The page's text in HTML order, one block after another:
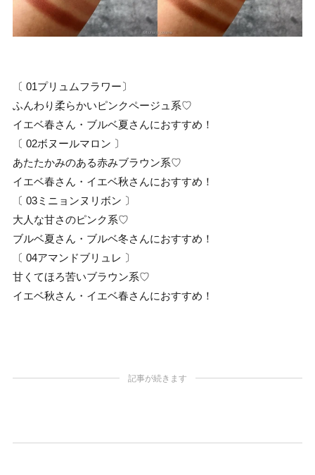
〔 01プリュムフラワー〕
ふんわり柔らかいピンクページュ系♡
イエベ春さん・ブルベ夏さんにおすすめ！
〔 02ボヌールマロン 〕
あたたかみのある赤みブラウン系♡
イエベ春さん・イエベ秋さんにおすすめ！
〔 03ミニョンヌリボン 〕
大人な甘さのピンク系♡
ブルベ夏さん・ブルベ冬さんにおすすめ！
〔 04アマンドブリュレ 〕
甘くてほろ苦いブラウン系♡
イエベ秋さん・イエベ春さんにおすすめ！
記事が続きます